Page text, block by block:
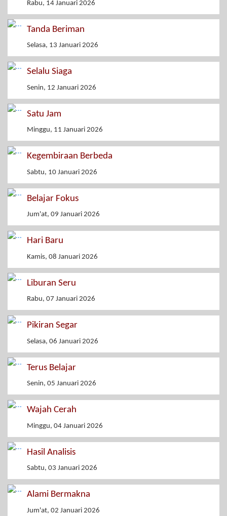
Rabu, 14 Januari 2026
Tanda Beriman
Selasa, 13 Januari 2026
Selalu Siaga
Senin, 12 Januari 2026
Satu Jam
Minggu, 11 Januari 2026
Kegembiraan Berbeda
Sabtu, 10 Januari 2026
Belajar Fokus
Jum'at, 09 Januari 2026
Hari Baru
Kamis, 08 Januari 2026
Liburan Seru
Rabu, 07 Januari 2026
Pikiran Segar
Selasa, 06 Januari 2026
Terus Belajar
Senin, 05 Januari 2026
Wajah Cerah
Minggu, 04 Januari 2026
Hasil Analisis
Sabtu, 03 Januari 2026
Alami Bermakna
Jum'at, 02 Januari 2026